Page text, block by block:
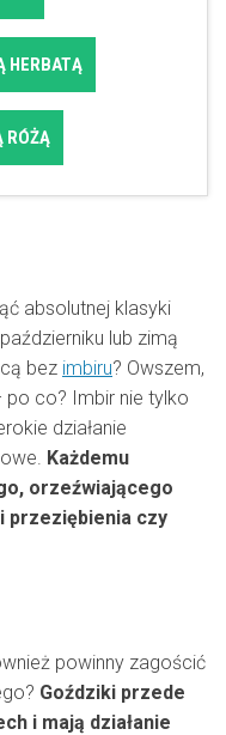
HERBATĄ
RÓŻĄ
absolutnej klasyki
lub zimą
bez imbiru? Owszem,
po co? Imbir nie tylko
działanie
Każdemu
orzeźwiającego
przeziębienia czy
powinny zagościć
Goździki przede
i mają działanie